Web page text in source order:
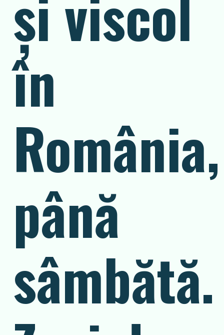
în
România,
până
sâmbătă.